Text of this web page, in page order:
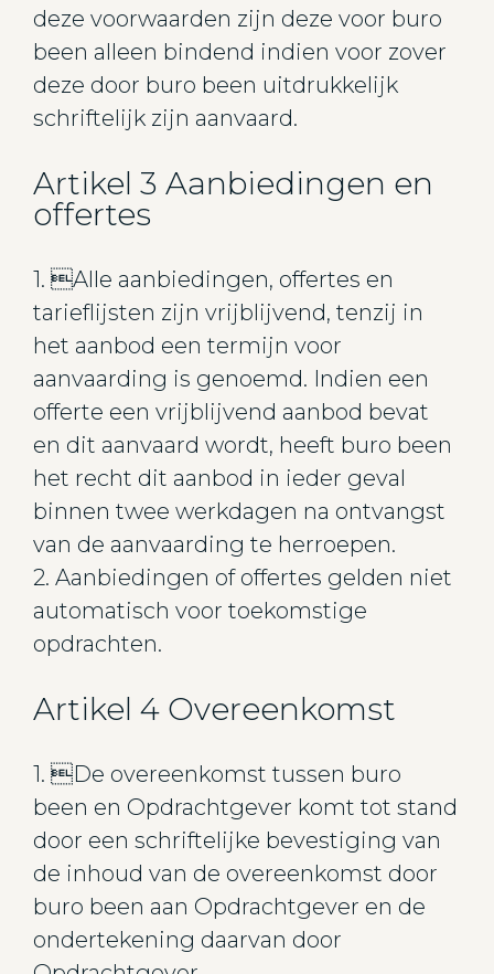
deze voorwaarden zijn deze voor buro
been alleen bindend indien voor zover
deze door buro been uitdrukkelijk
schriftelijk zijn aanvaard.
Artikel 3 Aanbiedingen en
offertes
1. Alle aanbiedingen, offertes en
tarieflijsten zijn vrijblijvend, tenzij in
het aanbod een termijn voor
aanvaarding is genoemd. Indien een
offerte een vrijblijvend aanbod bevat
en dit aanvaard wordt, heeft buro been
het recht dit aanbod in ieder geval
binnen twee werkdagen na ontvangst
van de aanvaarding te herroepen.
2. Aanbiedingen of offertes gelden niet
automatisch voor toekomstige
opdrachten.
Artikel 4 Overeenkomst
1. De overeenkomst tussen buro
been en Opdrachtgever komt tot stand
door een schriftelijke bevestiging van
de inhoud van de overeenkomst door
buro been aan Opdrachtgever en de
ondertekening daarvan door